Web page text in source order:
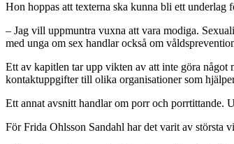
Hon hoppas att texterna ska kunna bli ett
– Jag vill uppmuntra vuxna att vara modiga.
med unga om sex handlar också om
Ett av kapitlen tar upp vikten av att inte göra
kontaktuppgifter till olika organisationer som
Ett annat avsnitt handlar om porr och porrtittande.
För Frida Ohlsson Sandahl har det varit av största